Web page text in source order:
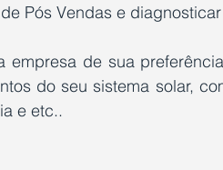
Pós Vendas e
empresa de sua
do seu sistema solar,
e etc..